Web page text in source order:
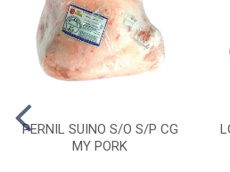
PERNIL SUINO S/O S/P CG
MY PORK